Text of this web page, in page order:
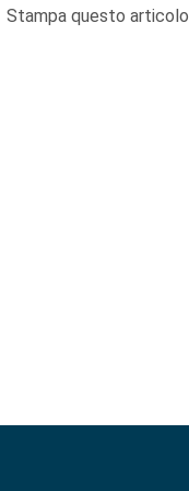
Stampa questo articolo